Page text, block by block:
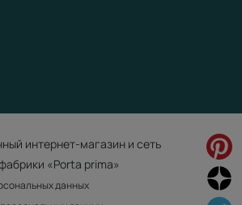
интернет-магазин и сеть
«Porta prima»
данных